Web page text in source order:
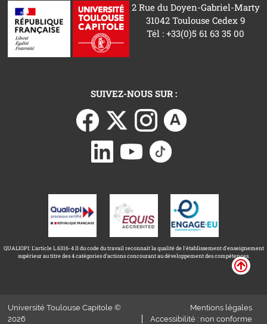
2 Rue du Doyen-Gabriel-Marty
31042 Toulouse Cedex 9
Tél : +33(0)5 61 63 35 00
SUIVEZ-NOUS SUR :
QUALIOPI: L'article L.6316-4 II du code du travail reconnait la qualité de l'établissement d'enseignement
supérieur au titre des 4 catégories d'actions concourant au développement des compétences.
Université Toulouse Capitole ©
2026
Mentions légales
Accessibilité : non conforme